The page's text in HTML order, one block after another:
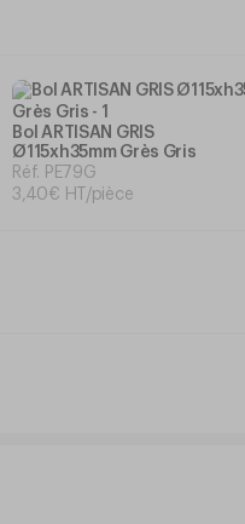
Bol ARTISAN GRIS
Ø115xh35mm Grès Gris
Réf. PE79G
3,40€ HT/pièce